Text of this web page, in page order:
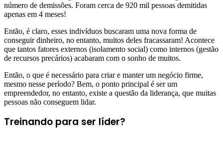
número de demissões. Foram cerca de 920 mil pessoas demitidas
apenas em 4 meses!
Então, é claro, esses indivíduos buscaram uma nova forma de
conseguir dinheiro, no entanto, muitos deles fracassaram! Acontece
que tantos fatores externos (isolamento social) como internos (gestão
de recursos precários) acabaram com o sonho de muitos.
Então, o que é necessário para criar e manter um negócio firme,
mesmo nesse período? Bem, o ponto principal é ser um
empreendedor, no entanto, existe a questão da liderança, que muitas
pessoas não conseguem lidar.
Treinando para ser líder?